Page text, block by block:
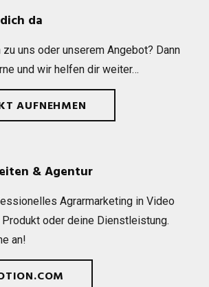
da
zu uns oder unse­rem Ange­bot? Dann
und wir hel­fen dir weiter…
AUFNEHMEN
& Agentur
Agrar­mar­ke­ting in Video
oder deine Dienst­leis­tung.
an!